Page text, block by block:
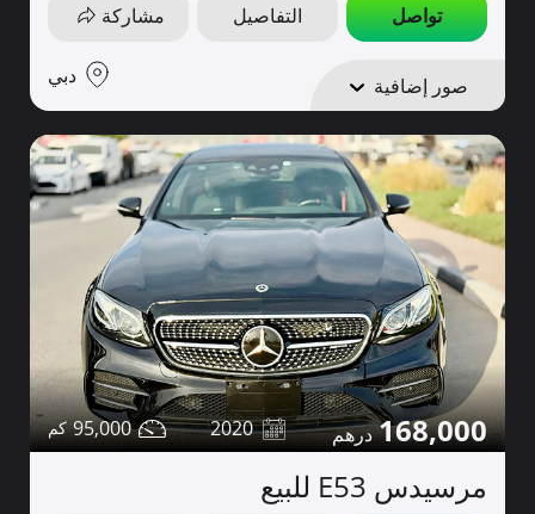
تواصل التفاصيل مشاركة
صور إضافية دبي
168,000
2020
95,000
مرسيدس E53 للبيع